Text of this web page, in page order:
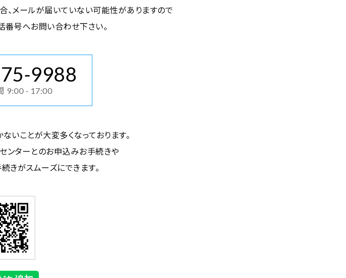
メールが届いていない可能性がありますので
号へお問い合わせ下さい。
-9988
9:00 - 17:00
いことが大変多くなっております。
ンターとのお申込みお手続きや
きがスムーズにできます。